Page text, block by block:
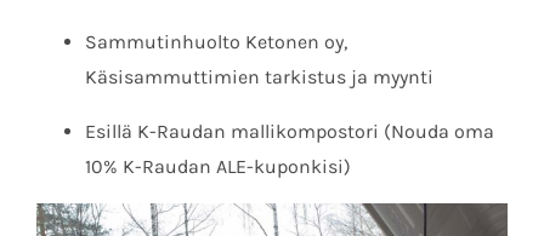
Sammutinhuolto Ketonen oy,
Käsisammuttimien tarkistus ja myynti
Esillä K-Raudan mallikompostori (Nouda oma
10% K-Raudan ALE-kuponkisi)